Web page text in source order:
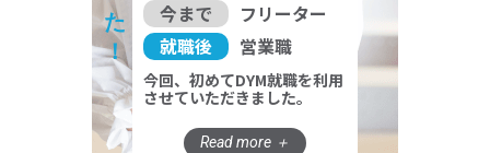
今まで
フリーター
就職後
営業職
今回、初めてDYM就職を利用
させていただきました。